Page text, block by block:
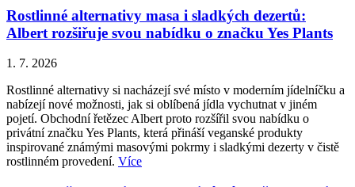
Rostlinné alternativy masa i sladkých dezertů:
Albert rozšiřuje svou nabídku o značku Yes Plants
1. 7. 2026
Rostlinné alternativy si nacházejí své místo v moderním jídelníčku a
nabízejí nové možnosti, jak si oblíbená jídla vychutnat v jiném
pojetí. Obchodní řetězec Albert proto rozšířil svou nabídku o
privátní značku Yes Plants, která přináší veganské produkty
inspirované známými masovými pokrmy i sladkými dezerty v čistě
rostlinném provedení. Více